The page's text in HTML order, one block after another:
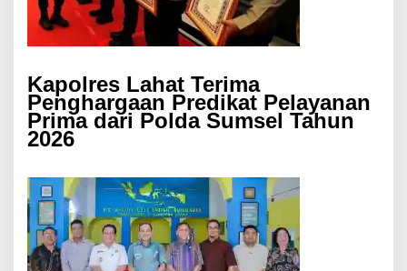
Kapolres Lahat Terima
Penghargaan Predikat Pelayanan
Prima dari Polda Sumsel Tahun
2026